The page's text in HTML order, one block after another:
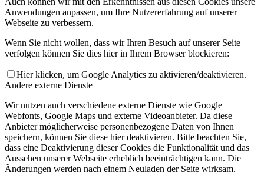
Anwendungen anpassen, um Ihre Nutzererfahrung auf unserer
Webseite zu verbessern.
Wenn Sie nicht wollen, dass wir Ihren Besuch auf unserer Seite
verfolgen können Sie dies hier in Ihrem Browser blockieren:
Hier klicken, um Google Analytics zu aktivieren/deaktivieren.
Andere externe Dienste
Wir nutzen auch verschiedene externe Dienste wie Google
Webfonts, Google Maps und externe Videoanbieter. Da diese
Anbieter möglicherweise personenbezogene Daten von Ihnen
speichern, können Sie diese hier deaktivieren. Bitte beachten Sie,
dass eine Deaktivierung dieser Cookies die Funktionalität und das
Aussehen unserer Webseite erheblich beeinträchtigen kann. Die
Änderungen werden nach einem Neuladen der Seite wirksam.